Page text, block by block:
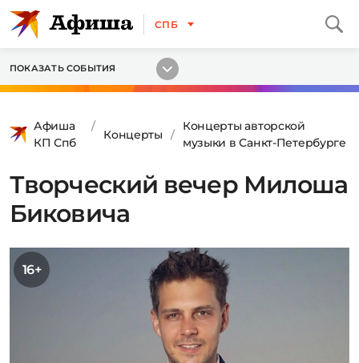
СПБ
ПОКАЗАТЬ СОБЫТИЯ
Афиша
КП Спб
Концерты
Концерты авторской
музыки в Санкт-Петербурге
Творческий вечер Милоша
Биковича
16+